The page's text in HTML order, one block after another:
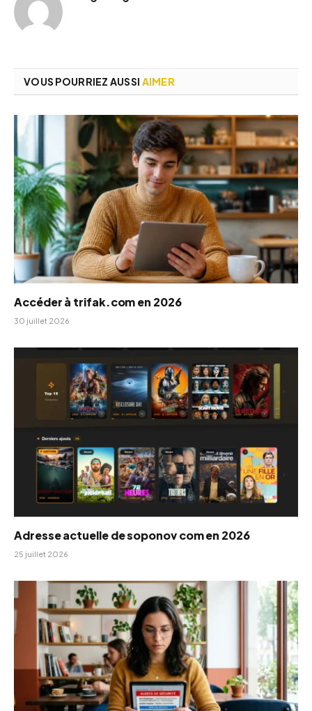
VOUS POURRIEZ AUSSI AIMER
Accéder à trifak.com en 2026
30 juillet 2026
Adresse actuelle de soponov com en 2026
25 juillet 2026